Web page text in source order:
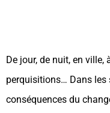
De jour, de nuit, en
perquisitions… Dans les
conséquences du